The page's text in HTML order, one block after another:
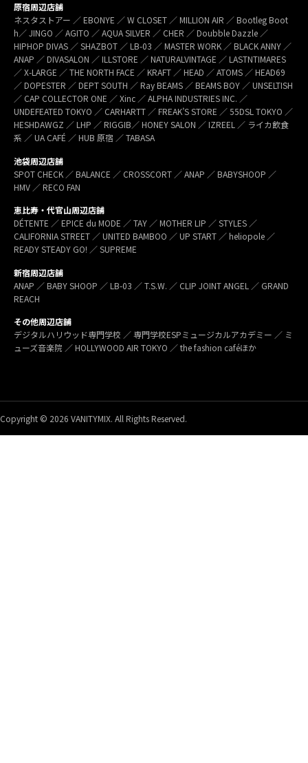
原宿周辺店舗
ネスタストアー ／ EBONYE ／ W CLOSET ／ MILLION AIR ／ Bootleg Boot
h／ JINGO ／ AGITO ／ AQUA SILVER ／ CHER ／ Doubble Dazzle ／
HIPHOP DIVAS ／ SHAZBOT ／ LB-03 ／ MASTER WORK ／ BLACK ANNY ／
ANAP ／ DIVASALON ／ ILLSTORE ／ NATURALVINTAGE ／ LASTNTIMARES
／ X-LARGE ／ THE NORTH FACE ／ KRAFT ／ HEAD ／ ATOMS ／ HEAD69
／ DOPESTER ／ DEPT SOUTH ／ Ray BEAMS ／ BEAMS BOY ／ UNSELTISH
／ CAP COLLECTOR ONE ／ Xinc ／ ALPHA INDUSTRIES INC. ／
UNDEFEATED TOKYO ／ CARHARTT ／ FREAK’S STORE ／ 55DSL TOKYO ／
HESHDAWGZ ／ LHP ／ RIGGIB／ HONEY SALON ／ IZREEL ／ ライカ飲食
系 ／ UA CAFÉ ／ HUB 原宿 ／ TABASA
池袋周辺店舗
SPOT CHECK ／ BALANCE ／ CROSSCORT ／ ANAP ／ BABYSHOOP ／
HMV ／ RECO FAN
恵比寿・代官山周辺店舗
DÉTENTE ／ EPICE du MODE ／ TAY ／ MOTHER LIP ／ STYLES ／
CALIFORNIA STREET ／ UNITED BAMBOO ／ UP START ／ heliopole ／
READY STEADY GO! ／ SUPREME
新宿周辺店舗
ANAP ／ BABY SHOOP ／ LB-03 ／ T.S.W. ／ CLIP JOINT ANGEL ／ GRAND
REACH
その他周辺店舗
デジタルハリウッド専門学校 ／ 専門学校ESPミュージカルアカデミー ／ ミ
ューズ音楽院 ／ HOLLYWOOD AIR TOKYO ／ the fashion caféほか
Copyright © 2026 VANITYMIX. All Rights Reserved.